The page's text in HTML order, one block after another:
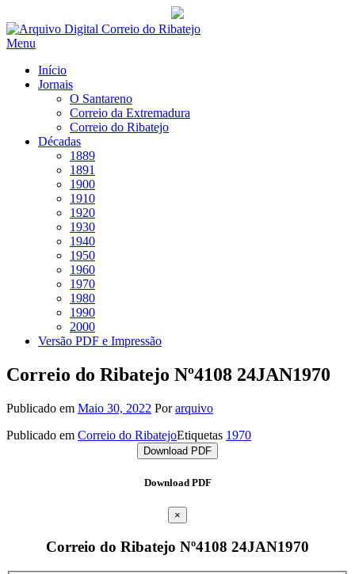
Saltar
para
Menu
Início
Jornais
O Santareno
Correio da Extremadura
Correio do Ribatejo
Décadas
1889
1891
1900
1910
1920
1930
1940
1950
1960
1970
1980
1990
2000
Versão PDF e Impressão
Correio do Ribatejo Nº4108 24JAN1970
Publicado em Maio 30, 2022 Porarquivo
Publicado em Correio do RibatejoEtiquetas 1970
Download PDF
Download PDF
×
Correio do Ribatejo Nº4108 24JAN1970